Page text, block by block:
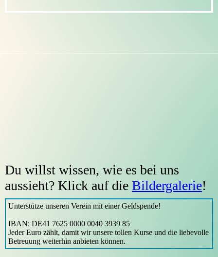
Du willst wissen, wie es bei uns
aussieht? Klick auf die Bildergalerie!
Unterstütze unseren Verein mit einer Geldspende!
IBAN: DE41 7625 0000 0040 3939 85
Jeder Euro zählt, damit wir unsere tollen Kurse und die liebevolle
Betreuung weiterhin anbieten können.